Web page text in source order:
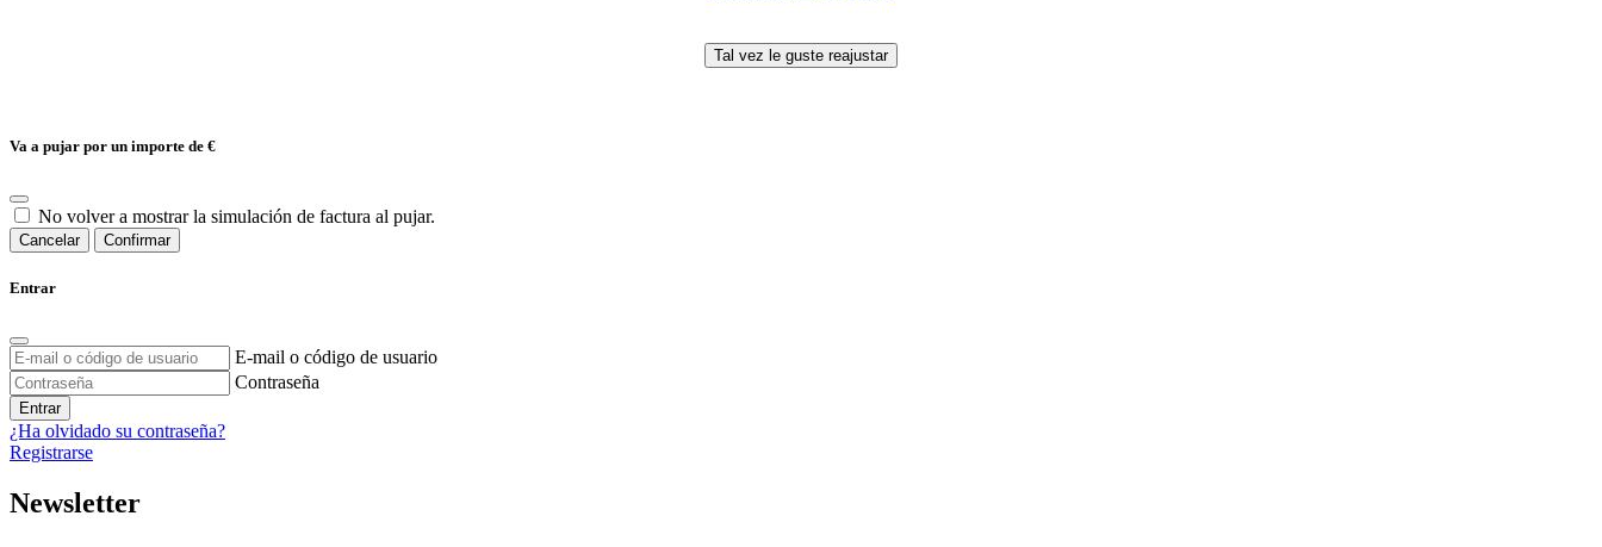
Va a pujar por un importe de €
No volver a mostrar la simulación de factura al pujar.
Cancelar Confirmar
Entrar
E-mail o código de usuario
Contraseña
Entrar
¿Ha olvidado su contraseña?
Registrarse
Newsletter